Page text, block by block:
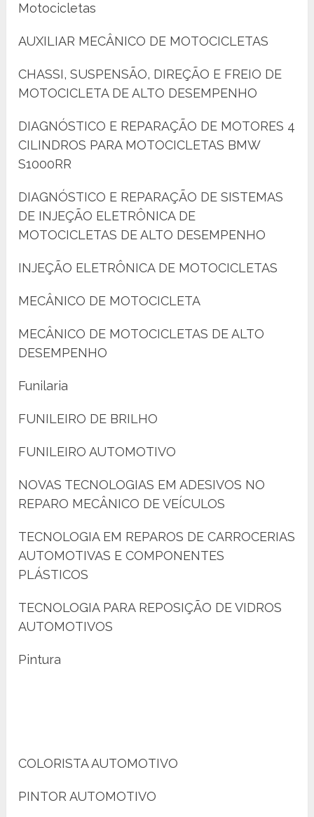
Motocicletas
AUXILIAR MECÂNICO DE MOTOCICLETAS
CHASSI, SUSPENSÃO, DIREÇÃO E FREIO DE
MOTOCICLETA DE ALTO DESEMPENHO
DIAGNÓSTICO E REPARAÇÃO DE MOTORES 4
CILINDROS PARA MOTOCICLETAS BMW
S1000RR
DIAGNÓSTICO E REPARAÇÃO DE SISTEMAS
DE INJEÇÃO ELETRÔNICA DE
MOTOCICLETAS DE ALTO DESEMPENHO
INJEÇÃO ELETRÔNICA DE MOTOCICLETAS
MECÂNICO DE MOTOCICLETA
MECÂNICO DE MOTOCICLETAS DE ALTO
DESEMPENHO
Funilaria
FUNILEIRO DE BRILHO
FUNILEIRO AUTOMOTIVO
NOVAS TECNOLOGIAS EM ADESIVOS NO
REPARO MECÂNICO DE VEÍCULOS
TECNOLOGIA EM REPAROS DE CARROCERIAS
AUTOMOTIVAS E COMPONENTES
PLÁSTICOS
TECNOLOGIA PARA REPOSIÇÃO DE VIDROS
AUTOMOTIVOS
Pintura
COLORISTA AUTOMOTIVO
PINTOR AUTOMOTIVO